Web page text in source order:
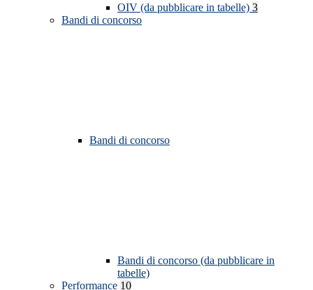
OIV (da pubblicare in tabelle) 3
Bandi di concorso
Bandi di concorso
Bandi di concorso (da pubblicare in
tabelle)
Performance 10